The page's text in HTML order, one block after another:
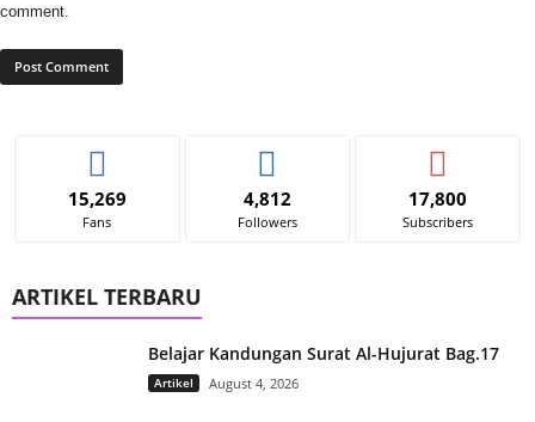
comment.
15,269
Fans
4,812
Followers
17,800
Subscribers
ARTIKEL TERBARU
Belajar Kandungan Surat Al-Hujurat Bag.17
Artikel August 4, 2026